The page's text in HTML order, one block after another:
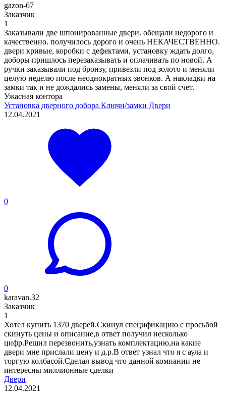
gazon-67
Заказчик
1
Заказывали две шпонированные двери. обещали недорого и
качественно. получилось дорого и очень НЕКАЧЕСТВЕННО.
двери кривые, коробки с дефектами, установку ждать долго,
доборы пришлось перезаказывать и оплачивать по новой. А
ручки заказывали под бронзу, привезли под золото и меняли
целую неделю после неоднократных звонков. А накладки на
замки так и не дождались замены, меняли за свой счет.
Ужасная контора
Установка дверного добора Ключи/замки Двери
12.04.2021
0
0
karavan.32
Заказчик
1
Хотел купить 1370 дверей.Скинул спецификацию с просьбой
скинуть цены и описание,в ответ получил несколько
цифр.Решил перезвонить,узнать комплектацию,на какие
двери мне прислали цену и д.р.В ответ узнал что я с аула и
торгую колбасой.Сделал вывод что данной компании не
интересны миллионные сделки
Двери
12.04.2021